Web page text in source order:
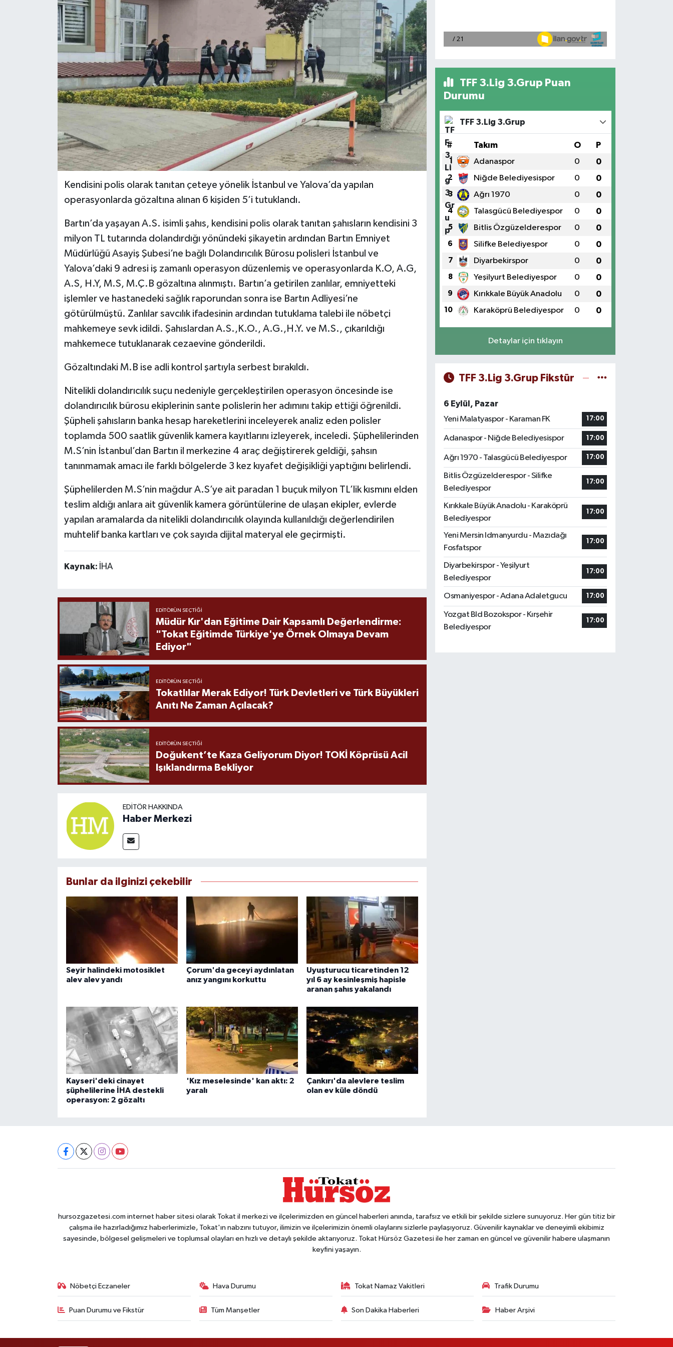
Kendisini polis olarak tanıtan çeteye yönelik İstanbul ve Yalova’da yapılan
operasyonlarda gözaltına alınan 6 kişiden 5’i tutuklandı.
Bartın’da yaşayan A.S. isimli şahıs, kendisini polis olarak tanıtan şahısların kendisini 3
milyon TL tutarında dolandırdığı yönündeki şikayetin ardından Bartın Emniyet
Müdürlüğü Asayiş Şubesi’ne bağlı Dolandırıcılık Bürosu polisleri İstanbul ve
Yalova’daki 9 adresi iş zamanlı operasyon düzenlemiş ve operasyonlarda K.O, A.G,
A.S, H.Y, M.S, M.Ç.B gözaltına alınmıştı. Bartın’a getirilen zanlılar, emniyetteki
işlemler ve hastanedeki sağlık raporundan sonra ise Bartın Adliyesi’ne
götürülmüştü. Zanlılar savcılık ifadesinin ardından tutuklama talebi ile nöbetçi
mahkemeye sevk idildi. Şahıslardan A.S.,K.O., A.G.,H.Y. ve M.S., çıkarıldığı
mahkemece tutuklanarak cezaevine gönderildi.
Gözaltındaki M.B ise adli kontrol şartıyla serbest bırakıldı.
Nitelikli dolandırıcılık suçu nedeniyle gerçekleştirilen operasyon öncesinde ise
dolandırıcılık bürosu ekiplerinin sante polislerin her adımını takip ettiği öğrenildi.
Şüpheli şahısların banka hesap hareketlerini inceleyerek analiz eden polisler
toplamda 500 saatlik güvenlik kamera kayıtlarını izleyerek, inceledi. Şüphelilerinden
M.S’nin İstanbul’dan Bartın il merkezine 4 araç değiştirerek geldiği, şahsın
tanınmamak amacı ile farklı bölgelerde 3 kez kıyafet değişikliği yaptığını belirlendi.
Şüphelilerden M.S’nin mağdur A.S’ye ait paradan 1 buçuk milyon TL’lik kısmını elden
teslim aldığı anlara ait güvenlik kamera görüntülerine de ulaşan ekipler, evlerde
yapılan aramalarda da nitelikli dolandırıcılık olayında kullanıldığı değerlendirilen
muhtelif banka kartları ve çok sayıda dijital materyal ele geçirmişti.
Kaynak: İHA
EDITÖRÜN SEÇTIĞI
Müdür Kır'dan Eğitime Dair Kapsamlı Değerlendirme:
"Tokat Eğitimde Türkiye'ye Örnek Olmaya Devam
Ediyor"
EDITÖRÜN SEÇTIĞI
Tokatlılar Merak Ediyor! Türk Devletleri ve Türk Büyükleri
Anıtı Ne Zaman Açılacak?
EDITÖRÜN SEÇTIĞI
Doğukent’te Kaza Geliyorum Diyor! TOKİ Köprüsü Acil
Işıklandırma Bekliyor
EDITÖR HAKKINDA
Haber Merkezi
Bunlar da ilginizi çekebilir
Seyir halindeki motosiklet
alev alev yandı
Çorum'da geceyi aydınlatan
anız yangını korkuttu
Uyuşturucu ticaretinden 12
yıl 6 ay kesinleşmiş hapisle
aranan şahıs yakalandı
Kayseri'deki cinayet
şüphelilerine İHA destekli
operasyon: 2 gözaltı
'Kız meselesinde' kan aktı: 2
yaralı
Çankırı'da alevlere teslim
olan ev küle döndü
TFF 3.Lig 3.Grup Puan
Durumu
TFF 3.Lig 3.Grup
# Takım O P
1 Adanaspor 0 0
2 Niğde Belediyesispor 0 0
3 Ağrı 1970 0 0
4 Talasgücü Belediyespor 0 0
5 Bitlis Özgüzelderespor 0 0
6 Silifke Belediyespor 0 0
7 Diyarbekirspor 0 0
8 Yeşilyurt Belediyespor 0 0
9 Kırıkkale Büyük Anadolu 0 0
10 Karaköprü Belediyespor 0 0
Detaylar için tıklayın
TFF 3.Lig 3.Grup Fikstür
6 Eylül, Pazar
Yeni Malatyaspor - Karaman FK
17:00
Adanaspor - Niğde Belediyesispor 17:00
Ağrı 1970 - Talasgücü Belediyespor 17:00
Bitlis Özgüzelderespor - Silifke
Belediyespor
17:00
Kırıkkale Büyük Anadolu - Karaköprü
Belediyespor
17:00
Yeni Mersin Idmanyurdu - Mazıdağı
Fosfatspor
17:00
Diyarbekirspor - Yeşilyurt
Belediyespor
17:00
Osmaniyespor - Adana Adaletgucu 17:00
Yozgat Bld Bozokspor - Kırşehir
Belediyespor
17:00
hursozgazetesi.com internet haber sitesi olarak Tokat il merkezi ve ilçelerimizden en güncel haberleri anında, tarafsız ve etkili bir şekilde sizlere sunuyoruz. Her gün titiz bir
çalışma ile hazırladığımız haberlerimizle, Tokat'ın nabzını tutuyor, ilimizin ve ilçelerimizin önemli olaylarını sizlerle paylaşıyoruz. Güvenilir kaynaklar ve deneyimli ekibimiz
sayesinde, bölgesel gelişmeleri ve toplumsal olayları en hızlı ve detaylı şekilde aktarıyoruz. Tokat Hürsöz Gazetesi ile her zaman en güncel ve güvenilir habere ulaşmanın
keyfini yaşayın.
Nöbetçi Eczaneler Hava Durumu Tokat Namaz Vakitleri Trafik Durumu
Puan Durumu ve Fikstür Tüm Manşetler Son Dakika Haberleri Haber Arşivi
Ekonomi
Tokat Haber